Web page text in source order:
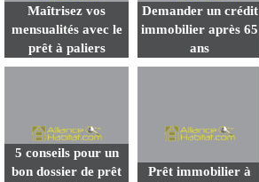
Maîtrisez vos
mensualités avec le
prêt à paliers
Demander un crédit
immobilier après 65
ans
5 conseils pour un
bon dossier de prêt
Prêt immobilier à